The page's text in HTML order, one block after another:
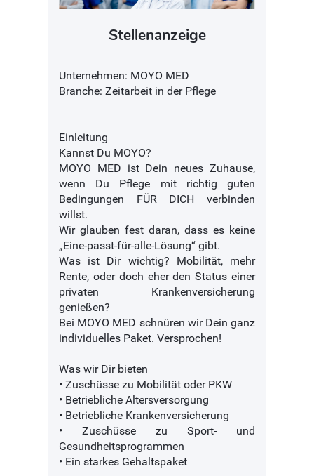
Stellenanzeige
Unternehmen: MOYO MED
Branche: Zeitarbeit in der Pflege
Einleitung
Kannst Du MOYO?
MOYO MED ist Dein neues Zuhause,
wenn Du Pflege mit richtig guten
Bedingungen FÜR DICH verbinden
willst.
Wir glauben fest daran, dass es keine
„Eine-passt-für-alle-Lösung“ gibt.
Was ist Dir wichtig? Mobilität, mehr
Rente, oder doch eher den Status einer
privaten Krankenversicherung
genießen?
Bei MOYO MED schnüren wir Dein ganz
individuelles Paket. Versprochen!
Was wir Dir bieten
• Zuschüsse zu Mobilität oder PKW
• Betriebliche Altersversorgung
• Betriebliche Krankenversicherung
• Zuschüsse zu Sport- und
Gesundheitsprogrammen
• Ein starkes Gehaltspaket